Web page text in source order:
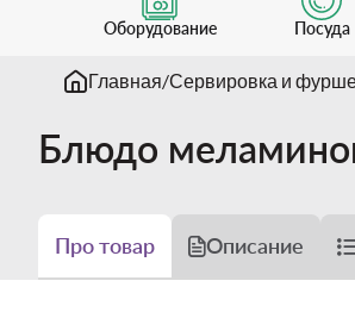
Оборудование Посуда
Главная Сервировка и
Блюдо
Про товар Описание